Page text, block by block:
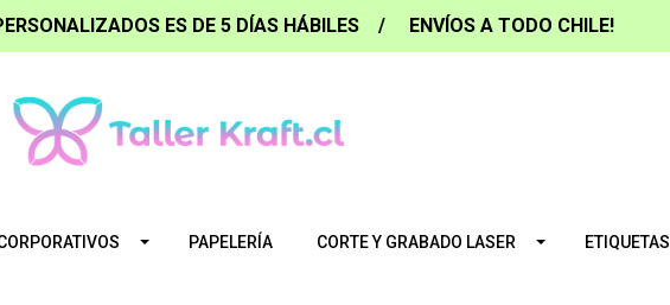
ES DE 5 DÍAS HÁBILES / ENVÍOS A TODO CHILE!
PAPELERÍA CORTE Y GRABADO LASER ETIQUETAS